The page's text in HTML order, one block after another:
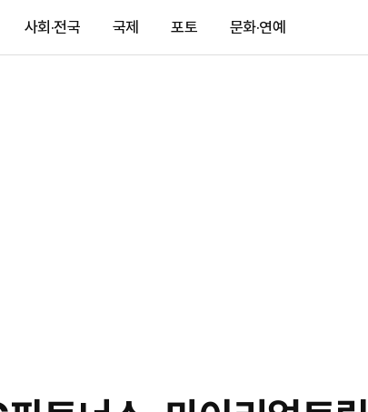
사회·전국 국제 포토 문화·연예